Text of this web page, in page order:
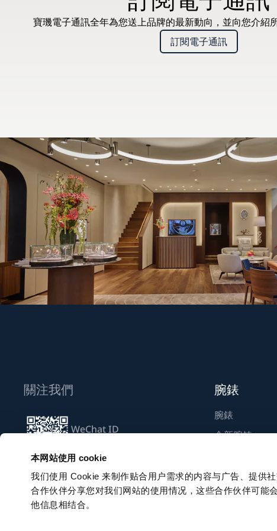
本网站使用 cookie
我们使用 Cookie 来制作贴合用户需求的内容与广告、提供
合作伙伴分享您对我们网站的使用情况，这些合作伙伴可能
他信息相结合。
寶璣電子通訊全年為您送上品牌的最新動向，並向您介紹
訂閱電子通訊
關注我們
WeChat ID
訂閱電子通訊
腕錶
腕錶
全新腕錶